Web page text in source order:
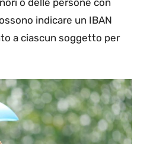
indicare un IBAN
a ciascun soggetto per